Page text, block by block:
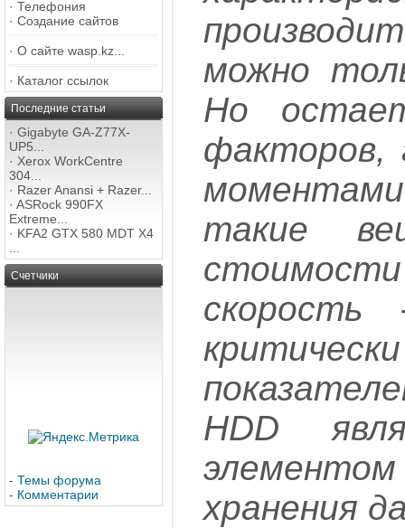
· Телефония
· Создание сайтов
· О сайте wasp.kz...
· Каталог ссылок
Последние статьи
· Gigabyte GA-Z77X-
UP5...
· Xerox WorkCentre
304...
· Razer Anansi + Razer...
· ASRock 990FX
Extreme...
· KFA2 GTX 580 MDT X4
Счетчики
- Темы форума
- Комментарии
можно
Но
факторов,
такие
стоимости
HDD
хранения